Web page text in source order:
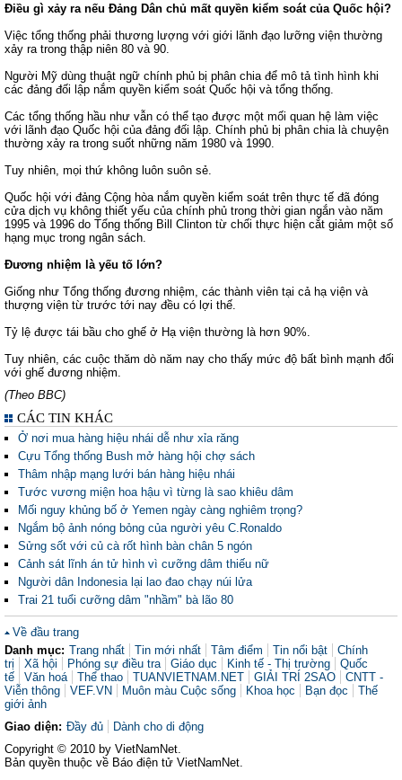
Điều gì xảy ra nếu Đảng Dân chủ mất quyền kiểm soát của Quốc hội?
Việc tổng thống phải thương lượng với giới lãnh đạo lưỡng viện thường
xảy ra trong thập niên 80 và 90.
Người Mỹ dùng thuật ngữ chính phủ bị phân chia để mô tả tình hình khi
các đảng đối lập nắm quyền kiểm soát Quốc hội và tổng thống.
Các tổng thống hầu như vẫn có thể tạo được một mối quan hệ làm việc
với lãnh đạo Quốc hội của đảng đối lập. Chính phủ bị phân chia là chuyện
thường xảy ra trong suốt những năm 1980 và 1990.
Tuy nhiên, mọi thứ không luôn suôn sẻ.
Quốc hội với đảng Cộng hòa nắm quyền kiểm soát trên thực tế đã đóng
cửa dịch vụ không thiết yếu của chính phủ trong thời gian ngắn vào năm
1995 và 1996 do Tổng thống Bill Clinton từ chối thực hiện cắt giảm một số
hạng mục trong ngân sách.
Đương nhiệm là yếu tố lớn?
Giống như Tổng thống đương nhiệm, các thành viên tại cả hạ viện và
thượng viện từ trước tới nay đều có lợi thế.
Tỷ lệ được tái bầu cho ghế ở Hạ viện thường là hơn 90%.
Tuy nhiên, các cuộc thăm dò năm nay cho thấy mức độ bất bình mạnh đối
với ghế đương nhiệm.
(Theo BBC)
CÁC TIN KHÁC
Ở nơi mua hàng hiệu nhái dễ như xỉa răng
Cựu Tổng thống Bush mở hàng hội chợ sách
Thâm nhập mạng lưới bán hàng hiệu nhái
Tước vương miện hoa hậu vì từng là sao khiêu dâm
Mối nguy khủng bố ở Yemen ngày càng nghiêm trọng?
Ngắm bộ ảnh nóng bỏng của người yêu C.Ronaldo
Sửng sốt với củ cà rốt hình bàn chân 5 ngón
Cảnh sát lĩnh án tử hình vì cưỡng dâm thiếu nữ
Người dân Indonesia lại lao đao chạy núi lửa
Trai 21 tuổi cưỡng dâm "nhầm" bà lão 80
Về đầu trang
Danh mục: Trang nhất Tin mới nhất Tâm điểm Tin nổi bật
Chính
trị
Xã hội Phóng sự điều tra Giáo dục Kinh tế - Thị trường
Quốc
tế
Văn hoá Thể thao TUANVIETNAM.NET GIẢI TRÍ 2SAO
CNTT -
Viễn thông
VEF.VN Muôn màu Cuộc sống Khoa học Bạn đọc
Thế
giới ảnh
Giao diện: Đầy đủ
Dành cho di động
Copyright © 2010 by VietNamNet.
Bản quyền thuộc về Báo điện tử VietNamNet.